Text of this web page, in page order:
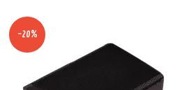
-20%